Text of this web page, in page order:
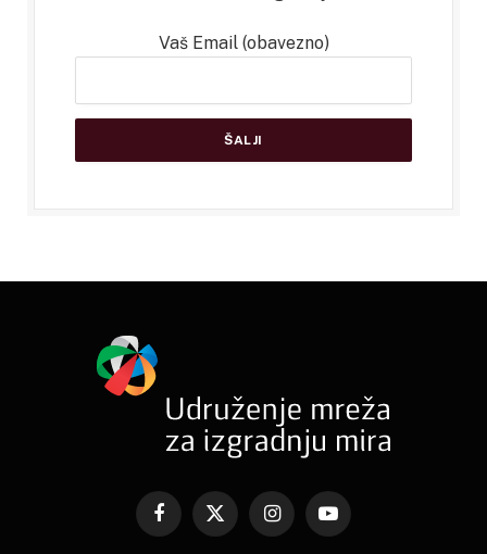
Vaš Email (obavezno)
Facebook
X
InstagramYouTube